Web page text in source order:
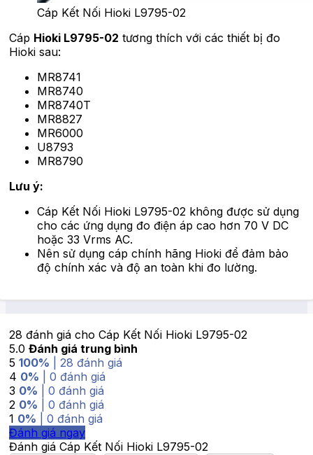
Cáp Kết Nối Hioki L9795-02
Cáp Hioki L9795-02 tương thích với các thiết bị đo
Hioki sau:
MR8741
MR8740
MR8740T
MR8827
MR6000
U8793
MR8790
Lưu ý:
Cáp Kết Nối Hioki L9795-02 không được sử dụng
cho các ứng dụng đo điện áp cao hơn 70 V DC
hoặc 33 Vrms AC.
Nên sử dụng cáp chính hãng Hioki để đảm bảo
độ chính xác và độ an toàn khi đo lường.
28 đánh giá cho Cáp Kết Nối Hioki L9795-02
5.0 Đánh giá trung bình
5 100% | 28 đánh giá
4 0% | 0 đánh giá
3 0% | 0 đánh giá
2 0% | 0 đánh giá
1 0% | 0 đánh giá
Đánh giá ngay
Đánh giá Cáp Kết Nối Hioki L9795-02